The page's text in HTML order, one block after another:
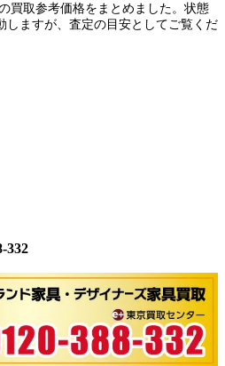
買取参考価格をまとめました。状態
しますが、査定の目安としてご覧くだ
332